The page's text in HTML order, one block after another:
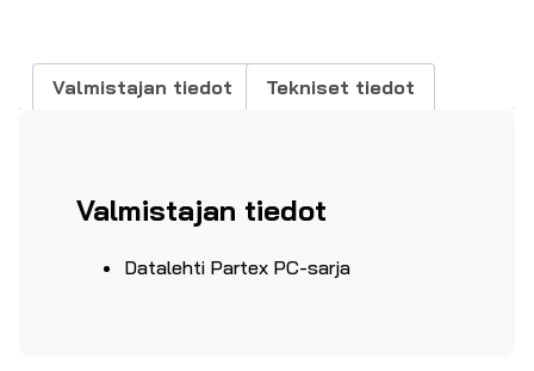
Ø3,1-
4mm
Valmistajan tiedot Tekniset tiedot
Valmistajan tiedot
Datalehti Partex PC-sarja